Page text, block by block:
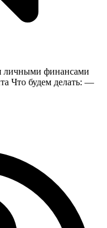
личными финансами
Что будем делать: —